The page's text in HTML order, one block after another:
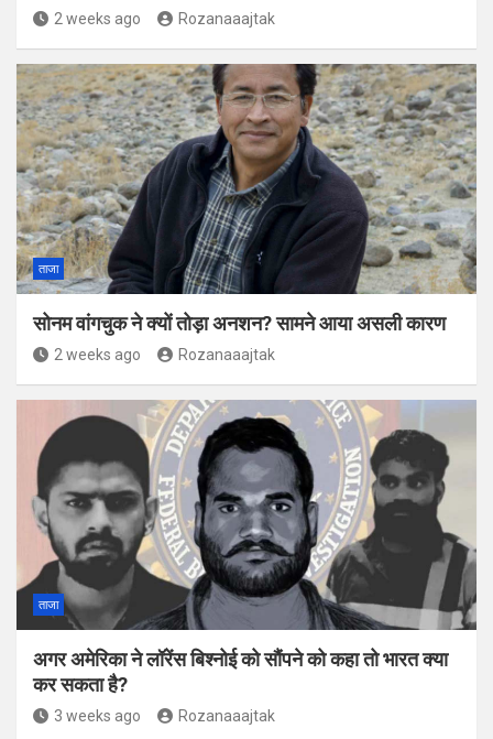
2 weeks ago Rozanaaajtak
ताजा
सोनम वांगचुक ने क्यों तोड़ा अनशन? सामने आया असली कारण
2 weeks ago Rozanaaajtak
ताजा
अगर अमेर‍िका ने लॉरेंस ब‍िश्‍नोई को सौंपने को कहा तो भारत क्‍या
कर सकता है?
3 weeks ago Rozanaaajtak